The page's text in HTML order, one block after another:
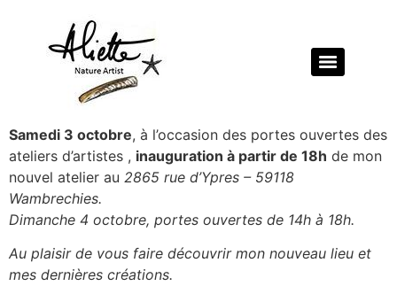
Samedi 3 octobre, à l’occasion des portes ouvertes des
ateliers d’artistes , inauguration à partir de 18h de mon
nouvel atelier au 2865 rue d’Ypres – 59118
Wambrechies.
Dimanche 4 octobre, portes ouvertes de 14h à 18h.
Au plaisir de vous faire découvrir mon nouveau lieu et
mes dernières créations.